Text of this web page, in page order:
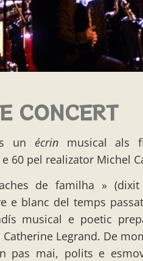
CONCERT
un écrinmusical als
60 pel realizator Michel
de familha » (dixit
e blanc del temps
musical e poetic
Legrand. De
pas mai, polits e